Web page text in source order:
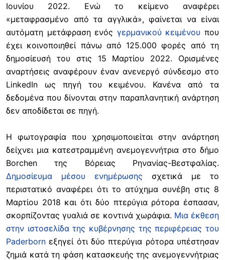
Ιουνίου 2022. Ενώ το κείμενο αναφέρει
«μεταφρασμένο από τα αγγλικά», φαίνεται να είναι
αυτόματη μετάφραση ενός γερμανικού κειμένου που
έχει κοινοποιηθεί πάνω από 125.000 φορές από τη
δημοσίευσή του στις 15 Μαρτίου 2022. Ορισμένες
αναρτήσεις αναφέρουν έναν ανενεργό σύνδεσμο στο
LinkedIn ως πηγή του κειμένου. Κανένα από τα
δεδομένα που δίνονται στην παραπλανητική ανάρτηση
δεν αποδίδεται σε πηγή.
Η φωτογραφία που χρησιμοποιείται στην ανάρτηση
δείχνει μια κατεστραμμένη ανεμογεννήτρια στο δήμο
Borchen της Βόρειας Ρηνανίας-Βεστφαλίας.
Δημοσίευμα μέσου ενημέρωσης σχετικά με το
περιστατικό αναφέρει ότι το ατύχημα συνέβη στις 8
Μαρτίου 2018 και ότι δύο πτερύγια ρότορα έσπασαν,
σκορπίζοντας γυαλιά σε κοντινά χωράφια. Μια έκθεση
στην ιστοσελίδα της κυβέρνησης της περιφέρειας του
Paderborn εξηγεί ότι δύο πτερύγια ρότορα υπέστησαν
ζημιά κατά τη φάση κατασκευής της ανεμογεννήτριας